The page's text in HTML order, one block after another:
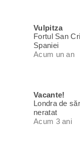
Vulpitza
Fortul San
Spaniei
Acum un an
Vacante!
Londra de
neratat
Acum 3 ani